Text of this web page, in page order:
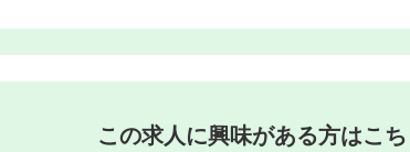
この求人に興味がある方はこち